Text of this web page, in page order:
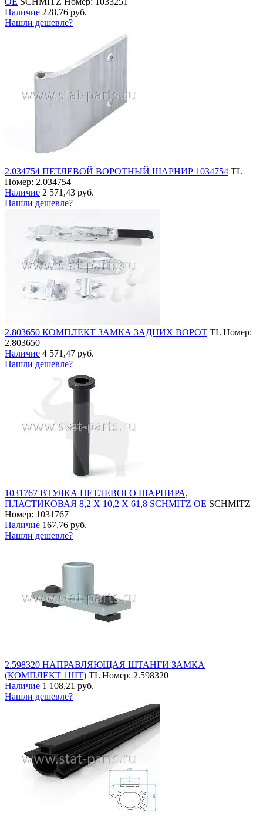
Наличие 228,76 руб.
Нашли дешевле?
2.034754 ПЕТЛЕВОЙ ВОРОТНЫЙ ШАРНИР 1034754 TL
Номер: 2.034754
Наличие 2 571,43 руб.
Нашли дешевле?
2.803650 КОМПЛЕКТ ЗАМКА ЗАДНИХ ВОРОТ TL Номер:
2.803650
Наличие 4 571,47 руб.
Нашли дешевле?
1031767 ВТУЛКА ПЕТЛЕВОГО ШАРНИРА,
ПЛАСТИКОВАЯ 8,2 Х 10,2 Х 61,8 SCHMITZ OE SCHMITZ
Номер: 1031767
Наличие 167,76 руб.
Нашли дешевле?
2.598320 НАПРАВЛЯЮЩАЯ ШТАНГИ ЗАМКА
(КОМПЛЕКТ 1ШТ) TL Номер: 2.598320
Наличие 1 108,21 руб.
Нашли дешевле?